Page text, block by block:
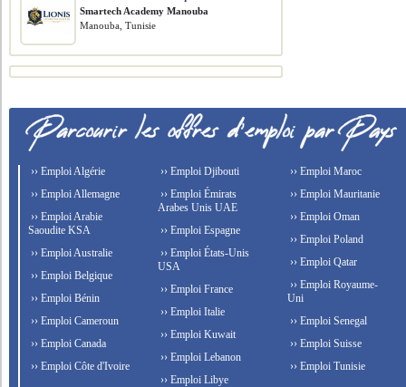
Smartech Academy Manouba
Manouba, Tunisie
›› Emploi Algérie
›› Emploi Allemagne
›› Emploi Arabie
Saoudite KSA
›› Emploi Australie
›› Emploi Belgique
›› Emploi Bénin
›› Emploi Cameroun
›› Emploi Canada
›› Emploi Côte d'Ivoire
›› Emploi Djibouti
›› Emploi Émirats
Arabes Unis UAE
›› Emploi Espagne
›› Emploi États-Unis
USA
›› Emploi France
›› Emploi Italie
›› Emploi Kuwait
›› Emploi Lebanon
›› Emploi Libye
›› Emploi Maroc
›› Emploi Mauritanie
›› Emploi Oman
›› Emploi Poland
›› Emploi Qatar
›› Emploi Royaume-
Uni
›› Emploi Senegal
›› Emploi Suisse
›› Emploi Tunisie